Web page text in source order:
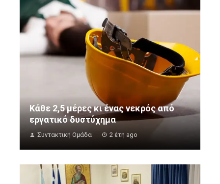
Κάθε 2,5 μέρες κι ένας νεκρός από
εργατικό δυστύχημα
Συντακτική Ομάδα 2 έτη ago